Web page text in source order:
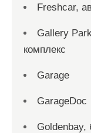
Freshcar,
Gallery
комплекс
Garage
GarageDoc
Goldenbay,